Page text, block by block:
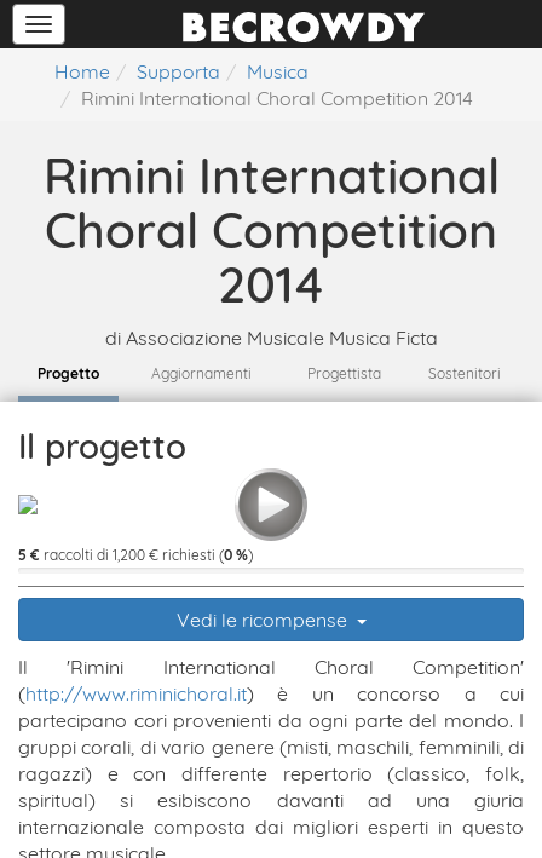
Home Supporta
Musica
Rimini International Choral Competition 2014
Rimini International
Choral Competition
2014
di Associazione Musicale Musica Ficta
Progetto Aggiornamenti Progettista Sostenitori
Il progetto
5 € raccolti di 1,200 € richiesti (0 %)
Vedi le ricompense
Il 'Rimini International Choral Competition'
(http://www.riminichoral.it) è un concorso a cui
partecipano cori provenienti da ogni parte del mondo. I
gruppi corali, di vario genere (misti, maschili, femminili, di
ragazzi) e con differente repertorio (classico, folk,
spiritual) si esibiscono davanti ad una giuria
internazionale composta dai migliori esperti in questo
settore musicale.